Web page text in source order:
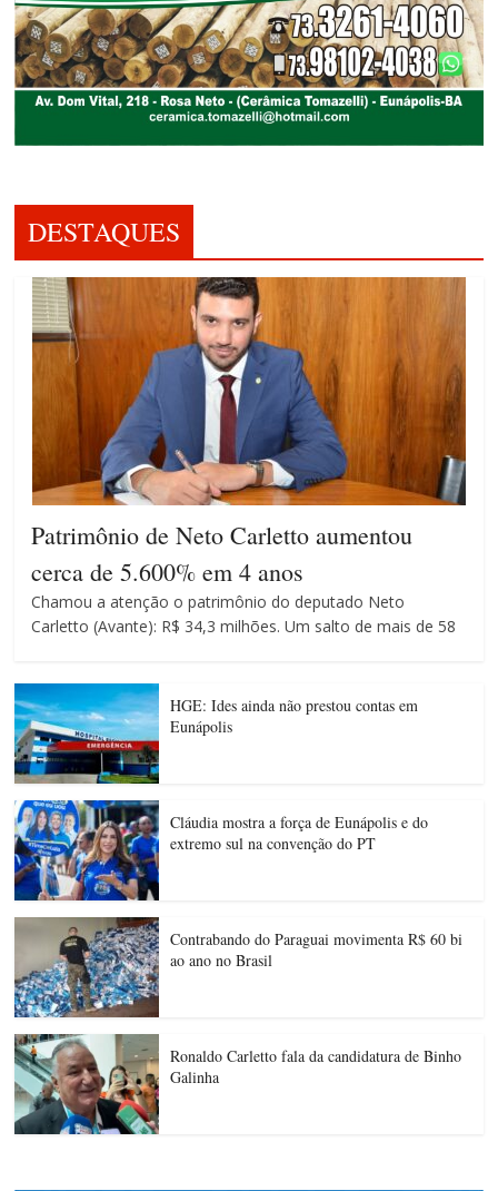
DESTAQUES
Patrimônio de Neto Carletto aumentou
cerca de 5.600% em 4 anos
Chamou a atenção o patrimônio do deputado Neto
Carletto (Avante): R$ 34,3 milhões. Um salto de mais de 58
HGE: Ides ainda não prestou contas em
Eunápolis
Cláudia mostra a força de Eunápolis e do
extremo sul na convenção do PT
Contrabando do Paraguai movimenta R$ 60 bi
ao ano no Brasil
Ronaldo Carletto fala da candidatura de Binho
Galinha